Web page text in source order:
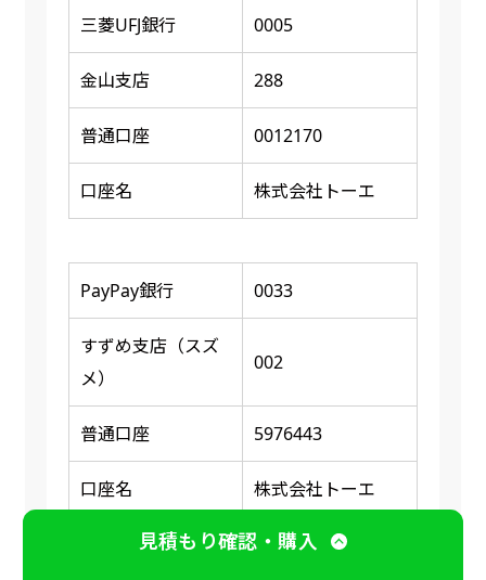
三菱UFJ銀行 0005
金山支店 288
普通口座 0012170
口座名 株式会社トーエ
PayPay銀行 0033
すずめ支店（スズ
メ）
002
普通口座 5976443
口座名 株式会社トーエ
※ 振り込み確認後に商品の印刷又は発送
見積もり確認・購入